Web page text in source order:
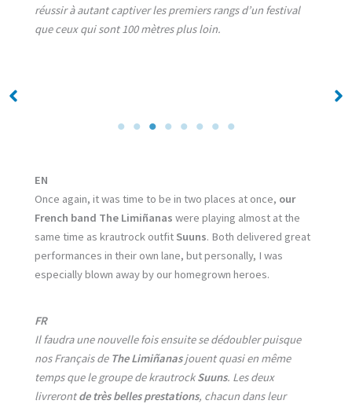
réussir à autant captiver les premiers rangs d’un festival
que ceux qui sont 100 mètres plus loin.
EN
Once again, it was time to be in two places at once, our
French band The Limiñanas were playing almost at the
same time as krautrock outfit Suuns. Both delivered great
performances in their own lane, but personally, I was
especially blown away by our homegrown heroes.
FR
Il faudra une nouvelle fois ensuite se dédoubler puisque
nos Français de The Limiñanasjouent quasi en même
temps que le groupe de krautrockSuuns. Les deux
livrerontde très belles prestations, chacun dans leur